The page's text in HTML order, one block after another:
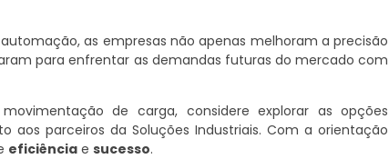
as empresas não apenas melhoram a precisão
para enfrentar as demandas futuras do mercado com
de carga, considere explorar as opções
parceiros da Soluções Industriais. Com a orientação
eficiência e sucesso.